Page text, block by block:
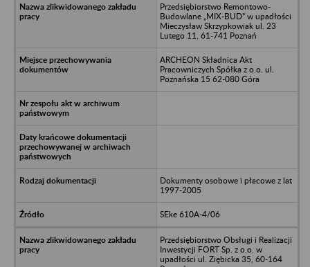
Przedsiębiorstwo Remontowo-
Budowlane „MIX-BUD” w upadłości
Mieczysław Skrzypkowiak ul. 23
Lutego 11, 61-741 Poznań
ARCHEON Składnica Akt
Pracowniczych Spółka z o.o. ul.
Poznańska 15 62-080 Góra
Dokumenty osobowe i płacowe z lat
1997-2005
SEke 610A-4/06
Przedsiębiorstwo Obsługi i Realizacji
Inwestycji FORT Sp. z o.o. w
upadłości ul. Ziębicka 35, 60-164